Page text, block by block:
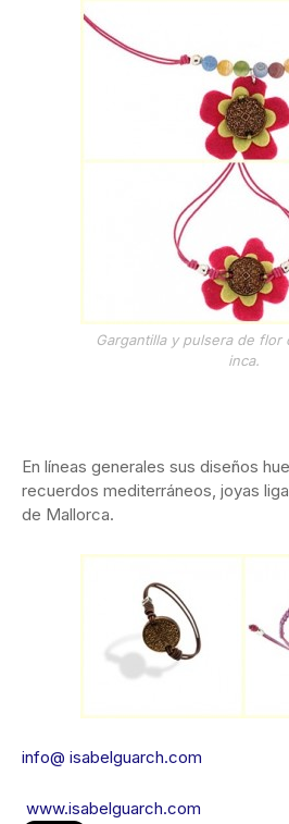
Gargantilla y pulsera de flor
inca.
En líneas generales sus diseños
recuerdos mediterráneos, joyas
de Mallorca.
info@ isabelguarch.com
www.isabelguarch.com